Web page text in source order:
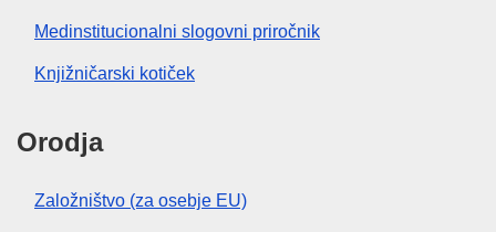
Medinstitucionalni slogovni priročnik
Knjižničarski kotiček
Orodja
Založništvo (za osebje EU)